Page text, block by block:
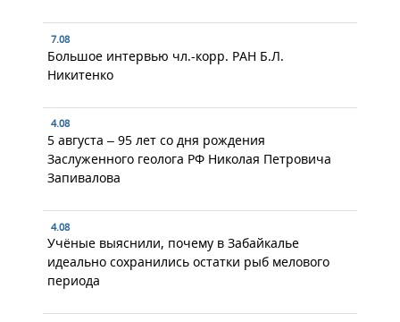
7.08
Большое интервью чл.-корр. РАН Б.Л.
Никитенко
4.08
5 августа – 95 лет со дня рождения
Заслуженного геолога РФ Николая Петровича
Запивалова
4.08
Учёные выяснили, почему в Забайкалье
идеально сохранились остатки рыб мелового
периода